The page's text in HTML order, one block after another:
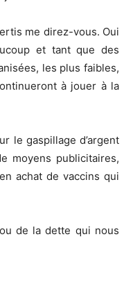
me direz-vous. Oui
et tant que des
les plus faibles,
à jouer à la
le gaspillage d’argent
moyens publicitaires,
achat de vaccins qui
de la dette qui nous